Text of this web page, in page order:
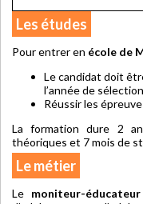
Les études
Pour entrer en école de
Le candidat doit
l’année de
Réussir les
La formation dure 2
théoriques et 7 mois de
Le métier
Le moniteur-éducateur